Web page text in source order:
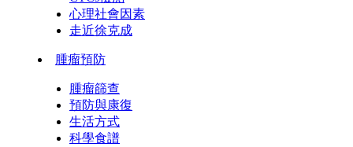
心理社會因素
走近徐克成
腫瘤預防
腫瘤篩查
預防與康復
生活方式
科學食譜